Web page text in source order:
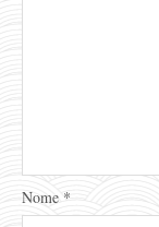
Nome *